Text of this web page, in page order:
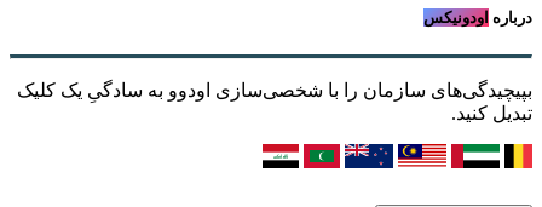
درباره اودونیکس
بپیچیدگی‌های سازمان را با شخصی‌سازی اودوو به سادگیِ یک کلیک
تبدیل کنید.